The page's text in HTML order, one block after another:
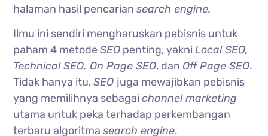
halaman hasil pencariansearch engine.
Ilmu ini sendiri mengharuskan pebisnis untuk
paham 4 metodeSEO penting, yakniLocal SEO,
Technical SEO, On Page SEO, dan Off Page SEO.
Tidak hanya itu,SEO juga mewajibkan pebisnis
yang memilihnya sebagaichannel marketing
utama untuk peka terhadap perkembangan
terbaru algoritmasearch engine.